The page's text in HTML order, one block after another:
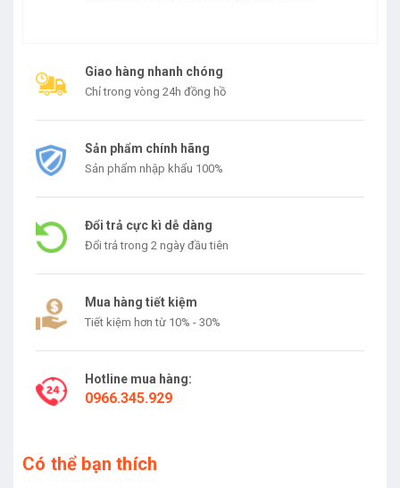
Giao hàng nhanh chóng
Chỉ trong vòng 24h đồng hồ
Sản phẩm chính hãng
Sản phẩm nhập khẩu 100%
Đổi trả cực kì dễ dàng
Đổi trả trong 2 ngày đầu tiên
Mua hàng tiết kiệm
Tiết kiệm hơn từ 10% - 30%
Hotline mua hàng:
0966.345.929
Có thể bạn thích